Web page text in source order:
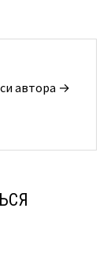
автора →